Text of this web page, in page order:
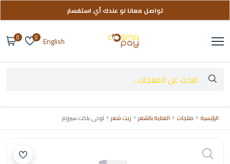
تواصل معانا لو عندك أي استفسار
توصيل مجاني على طلباتك فوق 999 ج
English
0
0
الرئيسية منتجات العناية بالشعر زيت شعر لوجى باكت سيروم